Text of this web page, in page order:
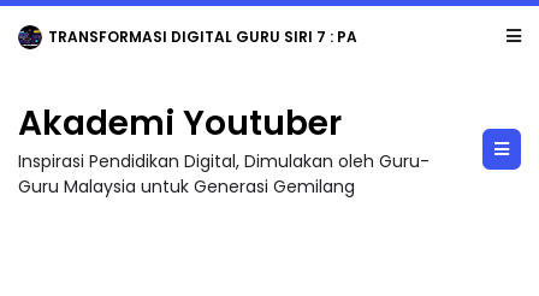
TRANSFORMASI DIGITAL GURU SIRI 7 : PAHLAWAN DIGITAL PENYELAMAT DUNIA
Akademi Youtuber
Inspirasi Pendidikan Digital, Dimulakan oleh Guru-
Guru Malaysia untuk Generasi Gemilang